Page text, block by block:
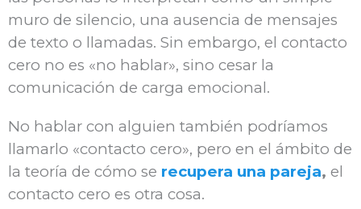
muro de silencio, una ausencia de mensajes
de texto o llamadas. Sin embargo, el contacto
cero no es «no hablar», sino cesar la
comunicación de carga emocional.
No hablar con alguien también podríamos
llamarlo «contacto cero», pero en el ámbito de
la teoría de cómo se recupera una pareja, el
contacto cero es otra cosa.